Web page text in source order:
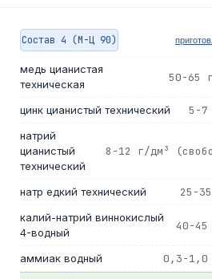
Состав 4 (М-Ц 90)
медь цианистая
техническая
50-65
цинк цианистый технический 5-7
натрий
цианистый
технический
8-12 г/дм³
натр едкий технический 25-
калий-натрий виннокислый
4-водный
40-
аммиак водный 0,3-1,0